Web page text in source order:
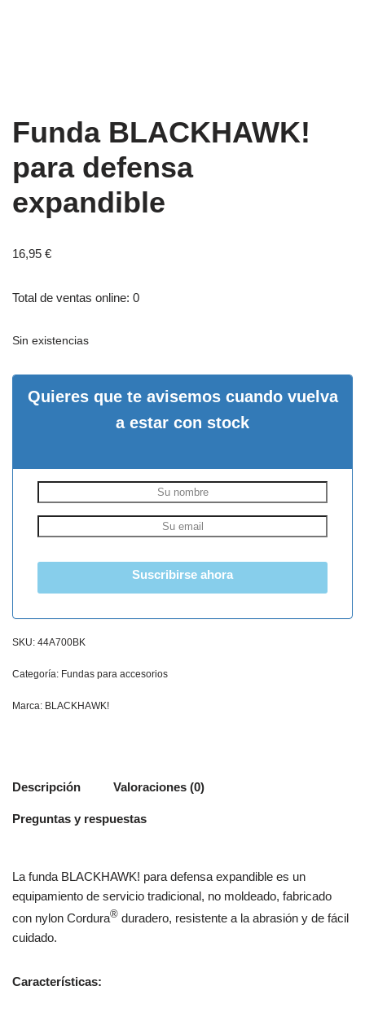
Funda BLACKHAWK!
para defensa
expandible
16,95 €
Total de ventas online: 0
Sin existencias
Quieres que te avisemos cuando vuelva
a estar con stock
Suscribirse ahora
SKU: 44A700BK
Categoría: Fundas para accesorios
Marca: BLACKHAWK!
Descripción Valoraciones (0)
Preguntas y respuestas
La funda BLACKHAWK! para defensa expandible es un
equipamiento de servicio tradicional, no moldeado, fabricado
con nylon Cordura® duradero, resistente a la abrasión y de fácil
cuidado.
Características: